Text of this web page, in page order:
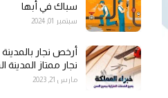
سباك في أبها
سبتمبر 01, 2024
نجار ممتاز المدينة
مارس 21, 2023